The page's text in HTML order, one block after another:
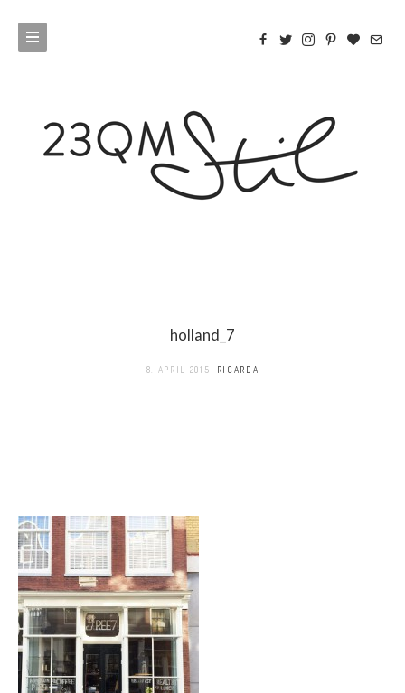
holland_7
8. APRIL 2015 RICARDA